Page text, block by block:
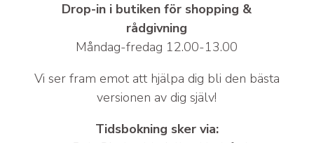
Drop-in i butiken för shopping &
rådgivning
Måndag-fredag 12.00-13.00
Vi ser fram emot att hjälpa dig bli den bästa
versionen av dig själv!
Tidsbokning sker via: